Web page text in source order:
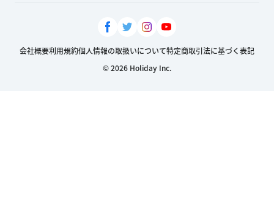
会社概要利用規約個人情報の取扱いについて特定商取引法に基づく表記
© 2026 Holiday Inc.